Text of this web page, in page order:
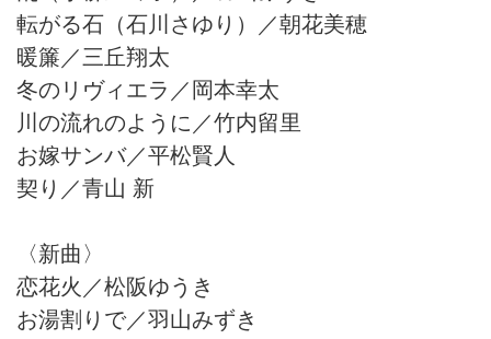
転がる石（石川さゆり）／朝花美穂
暖簾／三丘翔太
冬のリヴィエラ／岡本幸太
川の流れのように／竹内留里
お嫁サンバ／平松賢人
契り／青山 新
〈新曲〉
恋花火／松阪ゆうき
お湯割りで／羽山みずき